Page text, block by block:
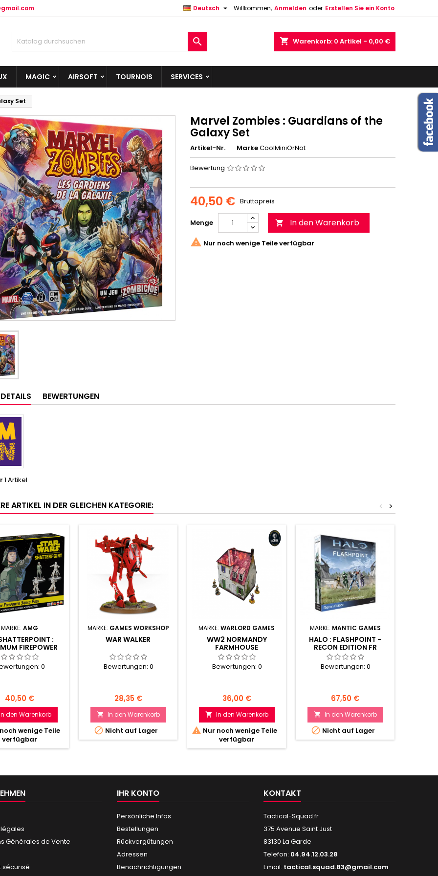
Willkommen, Anmelden oder Erstellen Sie ein Konto
Deutsch 
shopping_cart Warenkorb: 0 Artikel - 0,00 €

MAGIC AIRSOFT TOURNOIS SERVICES
Set
Marvel Zombies : Guardians of the
Galaxy Set
Artikel-Nr. MarkeCoolMiniOrNot
Bewertung
40,50 € Bruttopreis
Menge  In den Warenkorb
 Nur noch wenige Teile verfügbar
BEWERTUNGEN
1 Artikel
ARTIKEL IN DER GLEICHEN KATEGORIE: >
<
MARKE: AMG
:
FIREPOWER
SQUAD PACK
0
Preis
40,50 €
den Warenkorb
wenige Teile
verfügbar
MARKE: GAMES WORKSHOP
WAR WALKER
Bewertungen: 0
Preis
28,35 €
 In den Warenkorb
 Nicht auf Lager
MARKE: WARLORD GAMES
WW2 NORMANDY
FARMHOUSE
Bewertungen: 0
Preis
36,00 €
 In den Warenkorb
 Nur noch wenige Teile
verfügbar
MARKE: MANTIC GAMES
HALO : FLASHPOINT -
RECON EDITION FR
Bewertungen: 0
Preis
67,50 €
 In den Warenkorb
 Nicht auf Lager
Générales de Vente
sécurisé
IHR KONTO
Persönliche Infos
Bestellungen
Rückvergütungen
Adressen
Benachrichtigungen
KONTAKT
Tactical-Squad.fr
375 Avenue Saint Just
83130 La Garde
Telefon: 04.94.12.03.28
Email: tactical.squad.83@gmail.com